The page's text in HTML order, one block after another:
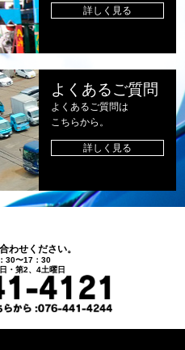
詳しく見る
よくあるご質問
よくあるご質問は
こちらから。
詳しく見る
わせください。
30〜17：30
・第2、4土曜日